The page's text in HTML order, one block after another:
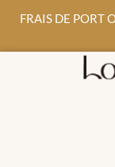
FRAIS DE PORT